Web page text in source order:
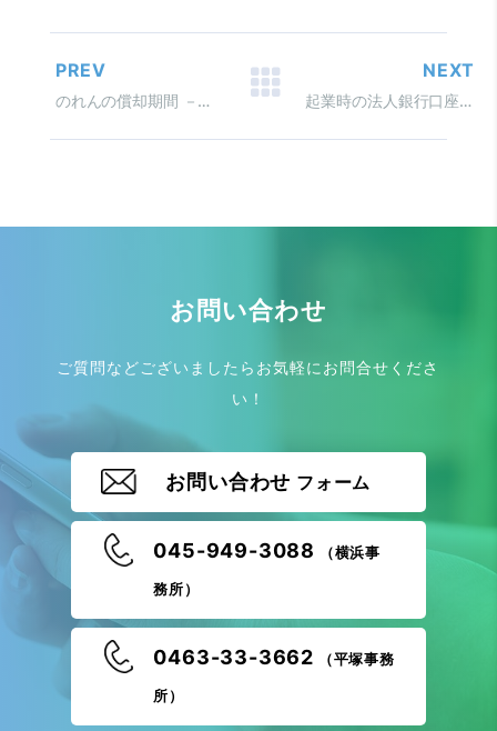
PREV
のれんの償却期間 －買収した事業の価値はいつまで続く？－
NEXT
起業時の法人銀行口座開設のハードルと事前準備
お問い合わせ
ご質問などございましたらお気軽にお問合せくださ
い！
お問い合わせ フォーム
045-949-3088 （横浜事
務所）
0463-33-3662 （平塚事務
所）